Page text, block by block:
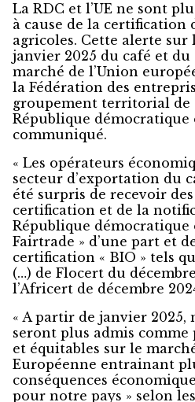
La RDC et l’UE ne sont
à cause de la certification
agricoles. Cette alerte sur
janvier 2025 du café et du
marché de l’Union
la Fédération des
groupement territorial de
République démocratique
communiqué.
« Les opérateurs
secteur d’exportation du
été surpris de recevoir
certification et de la
République démocratique
Fairtrade » d’une part et
certification « BIO » tels
(…) de Flocert du
l’Africert de décembre
« A partir de janvier 2025,
seront plus admis
et équitables sur le
Européenne entrainant
conséquences
pour notre pays » selon